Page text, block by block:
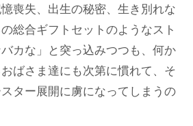
喪失、出生の秘密、生き別れな
総合ギフトセットのようなスト
カな」と突っ込みつつも、何か
ばさま達にも次第に慣れて、そ
ター展開に虜になってしまうの